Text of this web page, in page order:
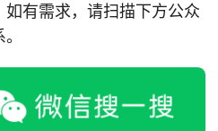
有需求，请扫描下方公众